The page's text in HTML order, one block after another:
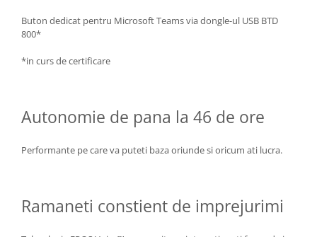
Buton dedicat pentru Microsoft Teams via dongle-ul USB BTD
800*
*in curs de certificare
Autonomie de pana la 46 de ore
Performante pe care va puteti baza oriunde si oricum ati lucra.
Ramaneti constient de imprejurimi